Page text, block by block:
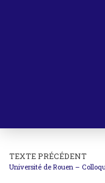
TEXTE PRÉCÉDENT